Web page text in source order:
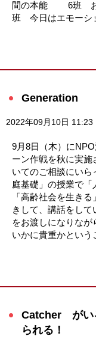
間の本能 6班
班 今日はエモーシ
Generation
2022年09月10日 11:23
9月8日（木）に
ーン作戦を秋に実
いてのご相談にい
庭基礎」の授業で「
「高齢社会を生き
きして、講話をし
をお渡しになりな
いかに貴重かという
Catcher がい
られる！